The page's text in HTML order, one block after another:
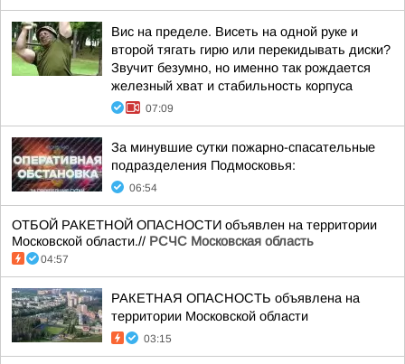
Вис на пределе. Висеть на одной руке и
второй тягать гирю или перекидывать диски?
Звучит безумно, но именно так рождается
железный хват и стабильность корпуса
07:09
За минувшие сутки пожарно-спасательные
подразделения Подмосковья:
06:54
ОТБОЙ РАКЕТНОЙ ОПАСНОСТИ объявлен на территории
Московской области.// РСЧС Московская область
04:57
РАКЕТНАЯ ОПАСНОСТЬ объявлена на
территории Московской области
03:15